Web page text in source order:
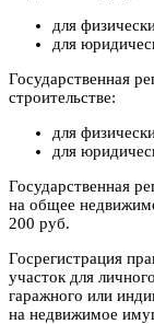
для
для
Государственная
строительстве:
для
для
Государственная
на общее
200 руб.
Госрегистрация
участок для
гаражного или
на недвижимое